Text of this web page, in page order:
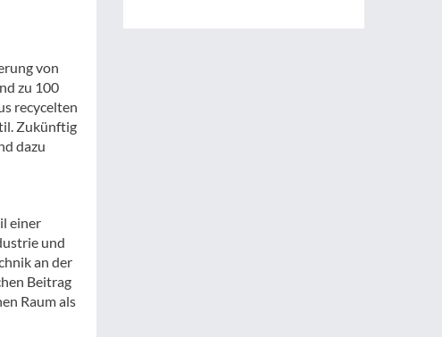
von
zu 100
recycelten
Zukünftig
dazu
einer
und
an der
Beitrag
Raum als